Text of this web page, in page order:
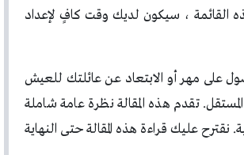
القائمة ، سيكون لديك وقت كافٍ لإعداد
مهر أو الابتعاد عن عائلتك للعيش
تقدم هذه المقالة نظرة عامة شاملة
نقترح عليك قراءة هذه المقالة حتى النهاية